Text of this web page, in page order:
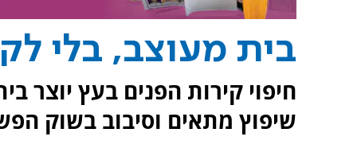
בית מעוצב, בלי
חיפוי קירות הפנים בעץ יוצר
שיפוץ מתאים וסיבוב בשוק